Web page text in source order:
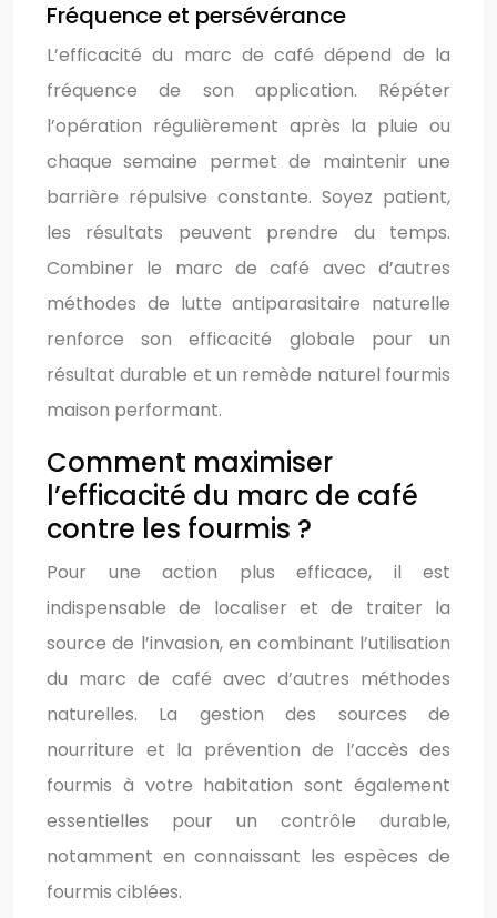
Fréquence et persévérance
L’efficacité du marc de café dépend de la
fréquence de son application. Répéter
l’opération régulièrement après la pluie ou
chaque semaine permet de maintenir une
barrière répulsive constante. Soyez patient,
les résultats peuvent prendre du temps.
Combiner le marc de café avec d’autres
méthodes de lutte antiparasitaire naturelle
renforce son efficacité globale pour un
résultat durable et un remède naturel fourmis
maison performant.
Comment maximiser
l’efficacité du marc de café
contre les fourmis ?
Pour une action plus efficace, il est
indispensable de localiser et de traiter la
source de l’invasion, en combinant l’utilisation
du marc de café avec d’autres méthodes
naturelles. La gestion des sources de
nourriture et la prévention de l’accès des
fourmis à votre habitation sont également
essentielles pour un contrôle durable,
notamment en connaissant les espèces de
fourmis ciblées.